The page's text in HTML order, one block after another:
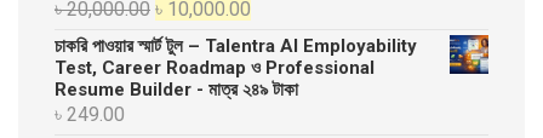
৳20,000.00 Original
price
was:
৳ 20,000.00.
৳ 10,000.00
price
is:
৳ 10,000.00.
চাকরি পাওয়ার স্মার্ট টুল – Talentra AI Employability
Test, Career Roadmap ও Professional
Resume Builder - মাত্র ২৪৯ টাকা
৳ 249.00